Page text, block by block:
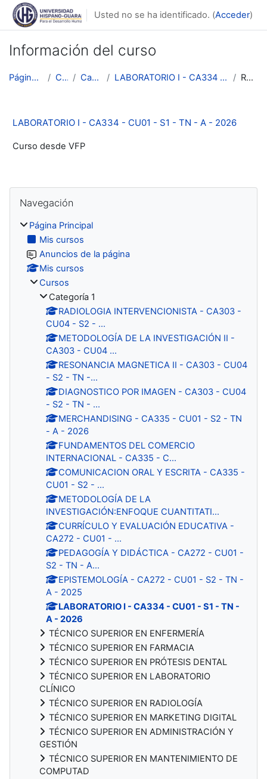
Salta al contenido principal
Usted no se ha identificado. (Acceder)
Información del curso
Página Principal Cursos Categoría 1 LABORATORIO I - CA334 - CU01 - S1 - TN - A - 2026 Resumen
LABORATORIO I - CA334 - CU01 - S1 - TN - A - 2026
Curso desde VFP
Bloques
Navegación
Página Principal
Mis cursos
Anuncios de la página
Mis cursos
Cursos
Categoría 1
RADIOLOGIA INTERVENCIONISTA - CA303 -
CU04 - S2 - ...
METODOLOGÍA DE LA INVESTIGACIÓN II -
CA303 - CU04 ...
RESONANCIA MAGNETICA II - CA303 - CU04
- S2 - TN -...
DIAGNOSTICO POR IMAGEN - CA303 - CU04
- S2 - TN - ...
MERCHANDISING - CA335 - CU01 - S2 - TN
- A - 2026
FUNDAMENTOS DEL COMERCIO
INTERNACIONAL - CA335 - C...
COMUNICACION ORAL Y ESCRITA - CA335 -
CU01 - S2 - ...
METODOLOGÍA DE LA
INVESTIGACIÓN:ENFOQUE CUANTITATI...
CURRÍCULO Y EVALUACIÓN EDUCATIVA -
CA272 - CU01 - ...
PEDAGOGÍA Y DIDÁCTICA - CA272 - CU01 -
S2 - TN - A...
EPISTEMOLOGÍA - CA272 - CU01 - S2 - TN -
A - 2025
LABORATORIO I - CA334 - CU01 - S1 - TN -
A - 2026
TÉCNICO SUPERIOR EN ENFERMERÍA
TÉCNICO SUPERIOR EN FARMACIA
TÉCNICO SUPERIOR EN PRÓTESIS DENTAL
TÉCNICO SUPERIOR EN LABORATORIO
CLÍNICO
TÉCNICO SUPERIOR EN RADIOLOGÍA
TÉCNICO SUPERIOR EN MARKETING DIGITAL
TÉCNICO SUPERIOR EN ADMINISTRACIÓN Y
GESTIÓN
TÉCNICO SUPERIOR EN MANTENIMIENTO DE
COMPUTAD